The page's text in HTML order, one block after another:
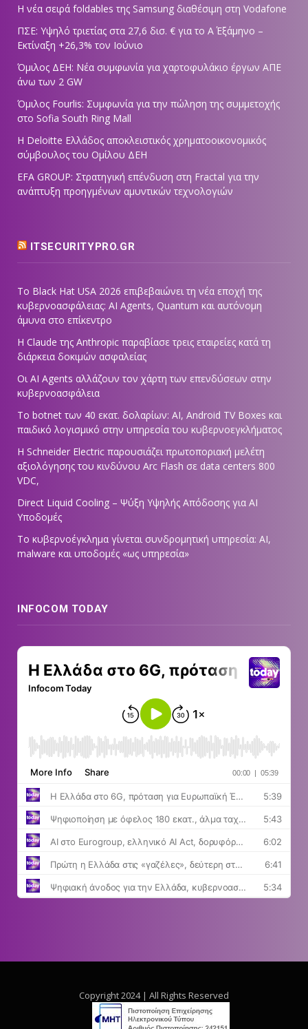
Η νέα σειρά foldables της Samsung διαθέσιμη στη Vodafone
ΠΣΕ: Υψηλό τριετίας στα 27,6 δισ. € για το Α΄ Εξάμηνο –
Εκτίναξη +26,3% τον Ιούνιο
Όμιλος ΔΕΗ: Νέα συμφωνία για χαρτοφυλάκιο έργων ΑΠΕ
άνω των 2 GW
Όμιλος Fourlis: Συμφωνία για την πώληση της συμμετοχής
στο Sofia South Ring Mall
Η Deloitte Ελλάδος αποκλειστικός χρηματοοικονομικός
σύμβουλος του Ομίλου ΔΕΗ
EFA GROUP: Στρατηγική επένδυση στη Fractal για την
ανάπτυξη προηγμένων αμυντικών τεχνολογιών
ITSECURITYPRO.GR
Το Black Hat USA 2026 επιβεβαιώνει τη νέα εποχή της
κυβερνοασφάλειας: AI Agents, Quantum και αυτόνομη
άμυνα στο επίκεντρο
Η Claude της Anthropic παραβίασε τρεις εταιρείες κατά τη
διάρκεια δοκιμών ασφαλείας
Οι AI Agents αλλάζουν τον χάρτη των επενδύσεων στην
κυβερνοασφάλεια
Το botnet των 40 εκατ. δολαρίων: AI, Android TV Boxes και
παιδικό λογισμικό στην υπηρεσία του κυβερνοεγκλήματος
Η Schneider Electric παρουσιάζει πρωτοποριακή μελέτη
αξιολόγησης του κινδύνου Arc Flash σε data centers 800
VDC,
Direct Liquid Cooling – Ψύξη Υψηλής Απόδοσης για AI
Υποδομές
Το κυβερνοέγκλημα γίνεται συνδρομητική υπηρεσία: AI,
malware και υποδομές «ως υπηρεσία»
INFOCOM TODAY
Copyright 2024 | All Rights Reserved